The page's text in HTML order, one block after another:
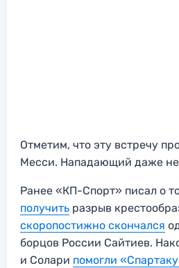
Отметим, что эту встречу
Месси. Нападающий даже не
Ранее «КП-Спорт» писал о
получить разрыв
скоропостижно скончался
борцов России Сайтиев.
и Солари помогли